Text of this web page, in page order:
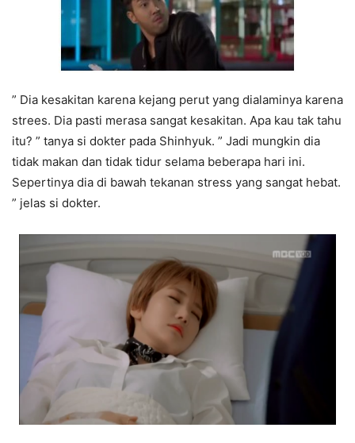
” Dia kesakitan karena kejang perut yang dialaminya karena
strees. Dia pasti merasa sangat kesakitan. Apa kau tak tahu
itu? ” tanya si dokter pada Shinhyuk. ” Jadi mungkin dia
tidak makan dan tidak tidur selama beberapa hari ini.
Sepertinya dia di bawah tekanan stress yang sangat hebat.
” jelas si dokter.